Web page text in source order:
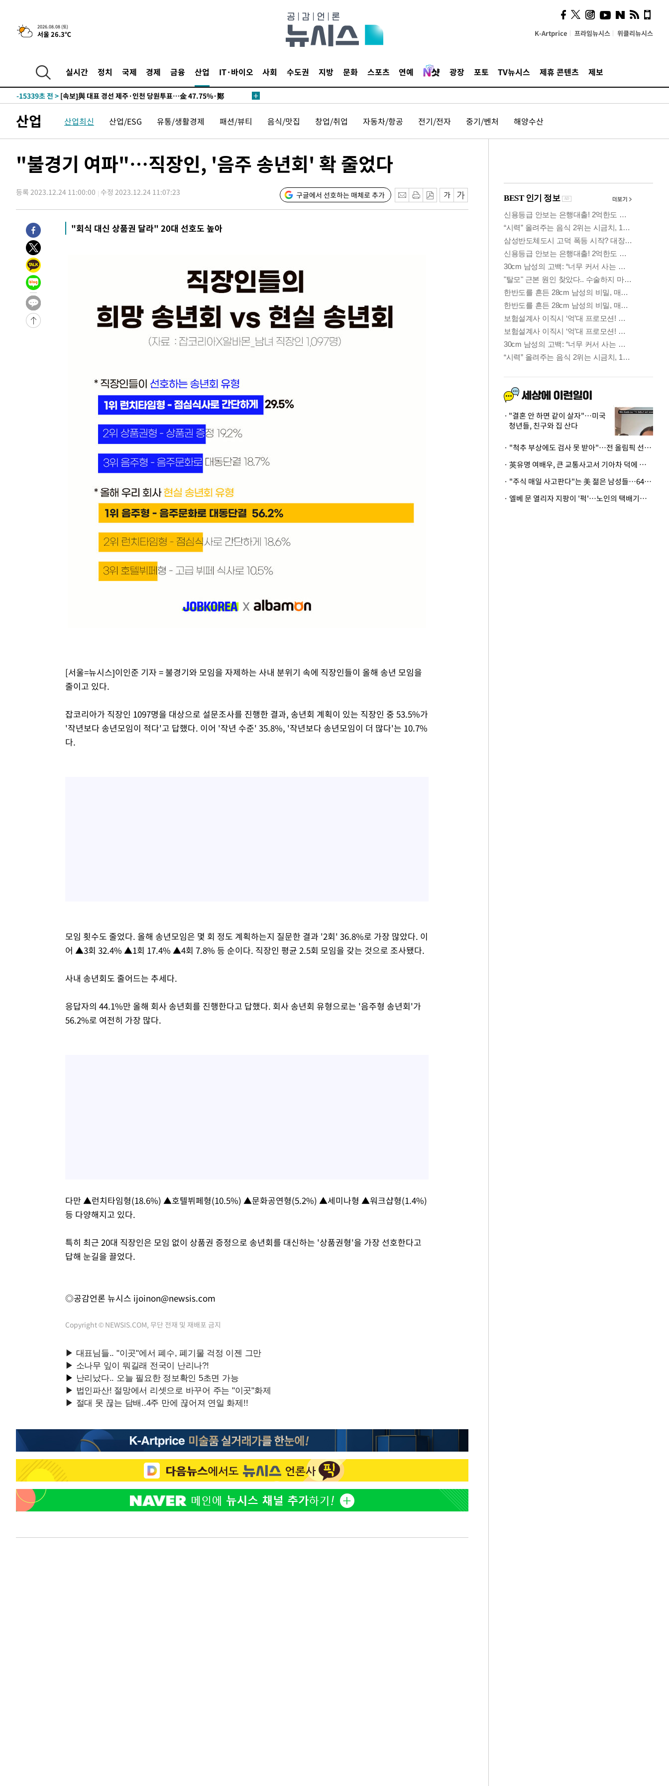
2026.08.08 (토)
서울 26.3℃ K-Artprice 프라임뉴시스 위클리뉴시스
실시간 정치 국제 경제 금융 산업 IT·바이오 사회 수도권 지방 문화 스포츠 연예 광장 포토 TV뉴시스 제휴 콘텐츠 제보
9시간 전 >[속보]뉴욕증시 상승 마감…S&P 0.6% 나스닥 1.3%↑
-16104초 전 >
[속보]與최고위원 제주·인천 순회경선…박선원·최민희·서미화·
한민수·김용 순
-16057초 전 >
청래 44.56%
-15339초 전 > [속보]與 대표 경선 제주·인천 당원투표…金 47.75%·鄭
것"
-14808초 전 >
[속보]與 당대표 경선, 제주·인천 권리당원 투표 김민석 승리
-8582초 전 >낮 최고 35도 '무더위'…동해안 시간당 30㎜ '강한 비'[내일날씨]
레티코 이적"
-7634초 전 >수도권 40도 육박 '펄펄'…동해안 일부 지역엔 호의주의보
-548초 전 >강릉에 시간당 81.4㎜ 물폭탄…도로 잠기고 담벼락 붕괴
55분 전 >백운산서 80년근 천종산삼 9뿌리 발견…감정가 1.3억원
1시간 전 >
선재도서 해루질 나섰다 실종 60대, 닷새 만에 숨진 채 발견
2시간 전 >
남자 농구, 나고야 아시안게임서 '홈팀' 일본과 한일전
2시간 전 >
3시간 전 >
날씨]
4시간 전 >
축구협회 "압수수색·성접대 논란 사과…쇄신의 기회로 삼겠다"
4시간 전 >
[속보]'압수수색·성접대 논란' 축구협회 "실망과 걱정 안겨드려 죄송"
7시간 전 >
'최고 37도' 폭염 지속…강원동해안 최대 150㎜ 비
9시간 전 >
[속보]뉴욕증시 상승 마감…S&P 0.6% 나스닥 1.3%↑
이란 "호르무즈 재개방 합의 근접…美 배상 선행돼야"
[속보]與최고위원 제주·인천 순회경선…박선원·최민희·서미화·
이강인 "아틀레티코 이적 기뻐…등번호 7번 의미보단 팀 위해 뛸
[속보]與 당대표 경선, 제주·인천 권리당원 투표 김민석 승리
낮 최고 35도 '무더위'…동해안 시간당 30㎜ '강한 비'[내일날씨]
[속보]이강인 "감독님이 원하는 마음 느꼈고, 많은 트로피 원해 아틀
수도권 40도 육박 '펄펄'…동해안 일부 지역엔 호의주의보
온열질환 사망자 3명 늘어…누적 환자 3000명 돌파
강릉에 시간당 81.4㎜ 물폭탄…도로 잠기고 담벼락 붕괴
백운산서 80년근 천종산삼 9뿌리 발견…감정가 1.3억원
선재도서 해루질 나섰다 실종 60대, 닷새 만에 숨진 채 발견
남자 농구, 나고야 아시안게임서 '홈팀' 일본과 한일전
극한폭염 한풀 꺾이지만…'낮 최고 35도' 무더위, 열대야 계속[다음주
축구협회 "압수수색·성접대 논란 사과…쇄신의 기회로 삼겠다"
[속보]'압수수색·성접대 논란' 축구협회 "실망과 걱정 안겨드려 죄송"
'최고 37도' 폭염 지속…강원동해안 최대 150㎜ 비
산업 산업최신 산업/ESG 유통/생활경제 패션/뷰티 음식/맛집 창업/취업 자동차/항공 전기/전자 중기/벤처 해양수산
"불경기 여파"…직장인, '음주 송년회' 확 줄었다
등록 2023.12.24 11:00:00 수정 2023.12.24 11:07:23 구글에서 선호하는 매체로 추가
"회식 대신 상품권 달라" 20대 선호도 높아
[서울=뉴시스]이인준 기자 = 불경기와 모임을 자제하는 사내 분위기 속에 직장인들이 올해 송년 모임을
줄이고 있다.
잡코리아가 직장인 1097명을 대상으로 설문조사를 진행한 결과, 송년회 계획이 있는 직장인 중 53.5%가
'작년보다 송년모임이 적다'고 답했다. 이어 '작년 수준' 35.8%, '작년보다 송년모임이 더 많다'는 10.7%
다.
모임 횟수도 줄었다. 올해 송년모임은 몇 회 정도 계획하는지 질문한 결과 '2회' 36.8%로 가장 많았다. 이
어 ▲3회 32.4% ▲1회 17.4% ▲4회 7.8% 등 순이다. 직장인 평균 2.5회 모임을 갖는 것으로 조사됐다.
사내 송년회도 줄어드는 추세다.
응답자의 44.1%만 올해 회사 송년회를 진행한다고 답했다. 회사 송년회 유형으로는 '음주형 송년회'가
56.2%로 여전히 가장 많다.
다만 ▲런치타임형(18.6%) ▲호텔뷔페형(10.5%) ▲문화공연형(5.2%) ▲세미나형 ▲워크샵형(1.4%)
등 다양해지고 있다.
특히 최근 20대 직장인은 모임 없이 상품권 증정으로 송년회를 대신하는 '상품권형'을 가장 선호한다고
답해 눈길을 끌었다.
◎공감언론 뉴시스 ijoinon@newsis.com
Copyright © NEWSIS.COM, 무단 전재 및 재배포 금지
사이 해답 찾았죠"…알을
깨고 나온 '초자아'
"결혼 안 하면 같이 살자"…미국
청년들, 친구와 집 산다
· "척추 부상에도 검사 못 받아"…전 올림픽 선수, 美봅슬레이협회 상대 소송
· 英유명 여배우, 큰 교통사고서 기아차 덕에 살았다
· "주식 매일 사고판다"는 美 젊은 남성들…64%가 "나는 인생의 패배자“
· 엘베 문 열리자 지팡이 '퍽'…노인의 택배기사 폭행 이유